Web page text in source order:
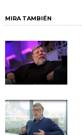
MIRA TAMBIÉN